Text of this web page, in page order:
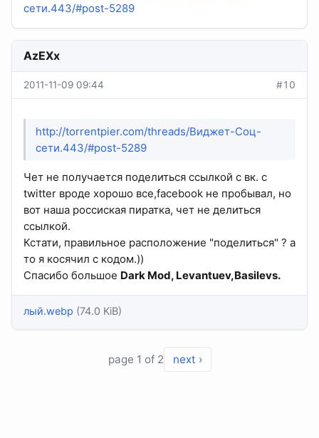
сети.443/#post-5289
AzEXx
2011-11-09 09:44 #10
http://torrentpier.com/threads/Виджет-Соц-
сети.443/#post-5289
Чет не получается поделиться ссылкой с вк. с
twitter вроде хорошо все,facebook не пробывал, но
вот наша россиская пиратка, чет не делиться
ссылкой.
Кстати, правильное расположение "поделиться" ? а
то я косячил с кодом.))
Спасибо большое Dark Mod, Levantuev,Basilevs.
лый.webp (74.0 KiB)
page 1 of 2 next ›